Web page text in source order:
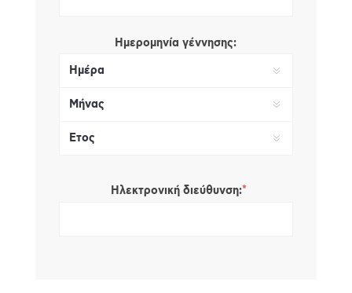
Ημερομηνία γέννησης:
Ηλεκτρονική διεύθυνση:*